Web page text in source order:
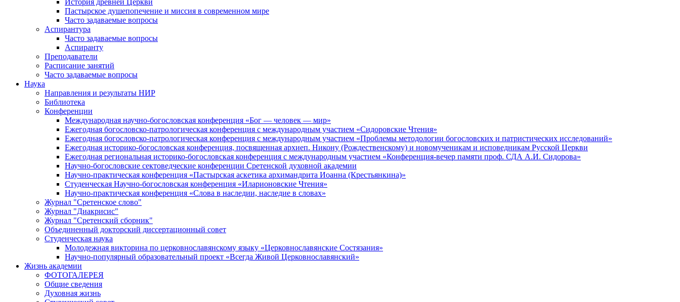
Пастырское душепопечение и миссия в современном мире
Часто задаваемые вопросы
Аспирантура
Часто задаваемые вопросы
Аспиранту
Преподаватели
Расписание занятий
Часто задаваемые вопросы
Наука
Направления и результаты НИР
Библиотека
Конференции
Международная научно-богословская конференция «Бог — человек — мир»
Ежегодная богословско-патрологическая конференция с международным участием «Сидоровские Чтения»
Ежегодная богословско-патрологическая конференция с международным участием «Проблемы методологии богословских и патристических исследований»
Ежегодная историко-богословская конференция, посвященная архиеп. Никону (Рождественскому) и новомученикам и исповедникам Русской Церкви
Ежегодная региональная историко-богословская конференция с международным участием «Конференция-вечер памяти проф. СДА А.И. Сидорова»
Научно-богословские сектоведческие конференции Сретенской духовной академии
Научно-практическая конференция «Пастырская аскетика архимандрита Иоанна (Крестьянкина)»
Студенческая Научно-богословская конференция «Иларионовские Чтения»
Научно-практическая конференция «Cлова в наследии, наследие в словах»
Журнал "Сретенское слово"
Журнал "Диакрисис"
Журнал "Сретенский сборник"
Объединенный докторский диссертационный совет
Студенческая наука
Молодежная викторина по церковнославянскому языку «Церковнославянские Состязания»
Научно-популярный образовательный проект «Всегда Живой Церковнославянский»
Жизнь академии
ФОТОГАЛЕРЕЯ
Общие сведения
Духовная жизнь